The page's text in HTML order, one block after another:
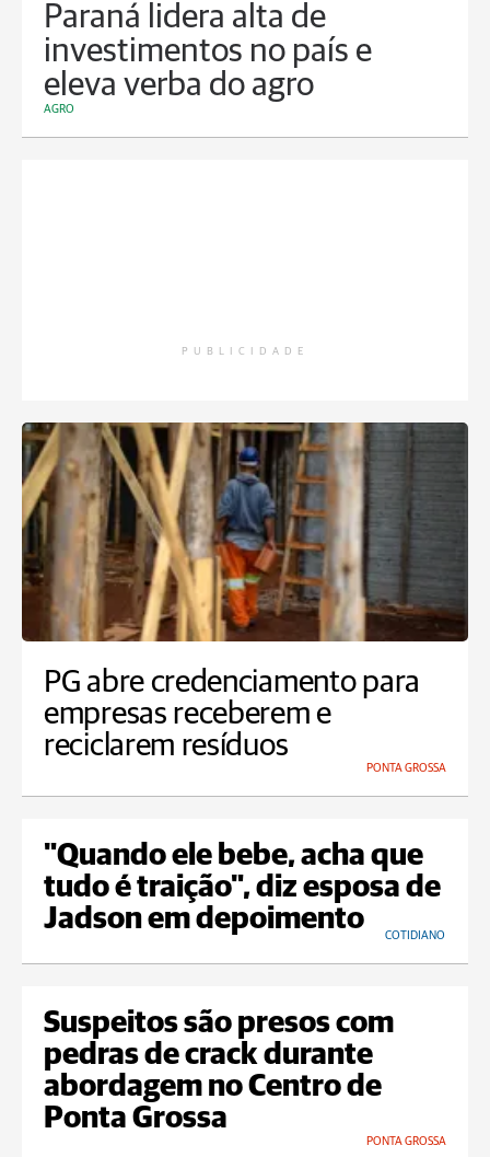
Paraná lidera alta de
investimentos no país e
eleva verba do agro
AGRO
PUBLICIDADE
PG abre credenciamento para
empresas receberem e
reciclarem resíduos
PONTA GROSSA
"Quando ele bebe, acha que
tudo é traição", diz esposa de
Jadson em depoimento
COTIDIANO
Suspeitos são presos com
pedras de crack durante
abordagem no Centro de
Ponta Grossa
PONTA GROSSA